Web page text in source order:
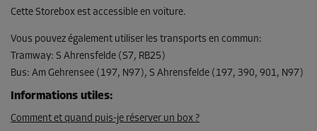
97,19 EUR/mois
Compartiment 23
Surface: 5,7 m²
Volume: 15,39 m³
Long:2,9m Larg:2,2m Haut:2,7m
Cette Storebox est accessible en voiture.
Vous pouvez également utiliser les transports en commun:
Tramway: S Ahrensfelde (S7, RB25)
Bus: Am Gehrensee (197, N97), S Ahrensfelde (197, 390, 901, N97)
Informations utiles:
Comment et quand puis-je réserver un box ?